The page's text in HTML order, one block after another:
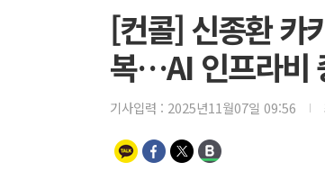
[컨콜] 신종환 카
복…AI 인프라비
기사입력 : 2025년11월07일 09:56